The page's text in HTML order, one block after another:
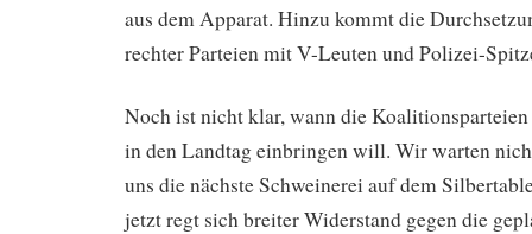
aus dem Apparat. Hinzu kommt die
rechter Parteien mit V-Leuten und Polizei-
Noch ist nicht klar, wann die Koalitionsparteien
in den Landtag einbringen will. Wir warten
uns die nächste Schweinerei auf dem
jetzt regt sich breiter Widerstand gegen die